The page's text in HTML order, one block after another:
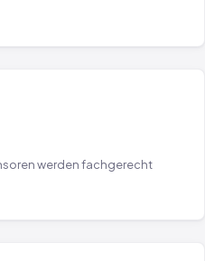
werden fachgerecht